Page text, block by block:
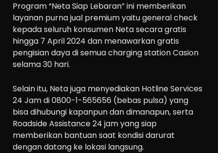
Program “Neta Siap Lebaran” ini memberikan
layanan purna jual premium yaitu general check
kepada seluruh konsumen Neta secara gratis
hingga 7 April 2024 dan menawarkan gratis
pengisian daya di semua charging station Casion
selama 30 hari.
Selain itu, Neta juga menyediakan Hotline Services
24 Jam di 0800-1-565656 (bebas pulsa) yang
bisa dihubungi kapanpun dan dimanapun, serta
Roadside Assistance 24 jam yang siap
memberikan bantuan saat kondisi darurat
dengan datang ke lokasi langsung.